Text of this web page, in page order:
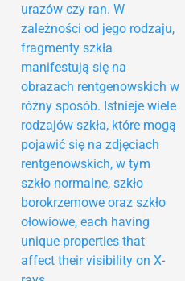
urazów czy ran. W
zależności od jego rodzaju,
fragmenty szkła
manifestują się na
obrazach rentgenowskich w
różny sposób. Istnieje wiele
rodzajów szkła, które mogą
pojawić się na zdjęciach
rentgenowskich, w tym
szkło normalne, szkło
borokrzemowe oraz szkło
ołowiowe, each having
unique properties that
affect their visibility on X-